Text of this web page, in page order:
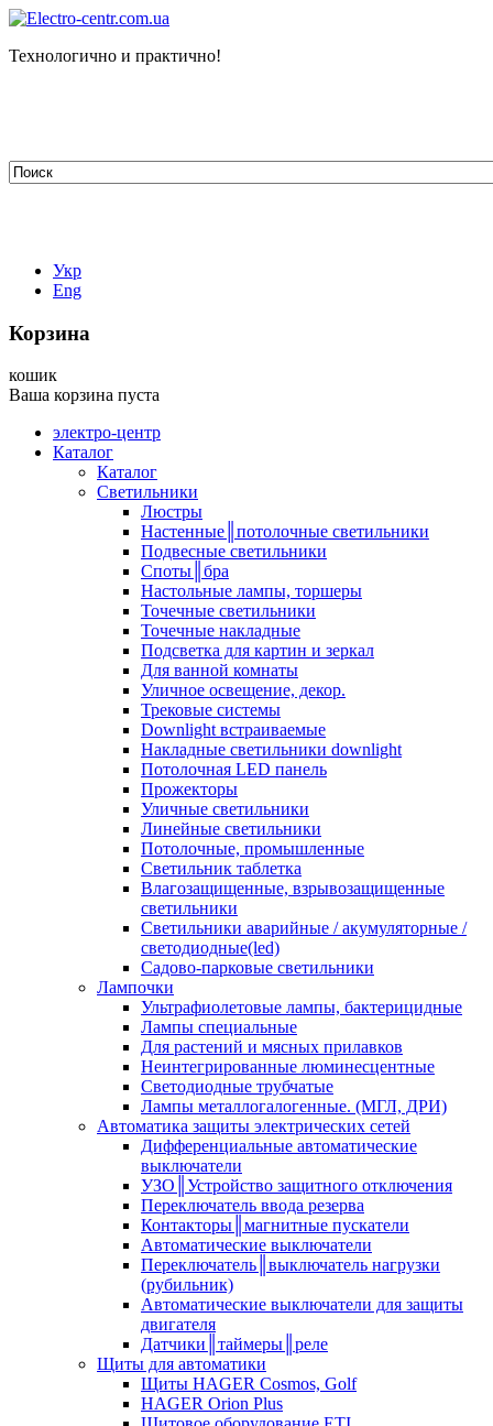
Технологично и практично!
Укр
Eng
Корзина
кошик
Ваша корзина пуста
электро-центр
Каталог
Каталог
Светильники
Люстры
Настенные║потолочные светильники
Подвесные светильники
Споты║бра
Настольные лампы, торшеры
Точечные светильники
Точечные накладные
Подсветка для картин и зеркал
Для ванной комнаты
Уличное освещение, декор.
Трековые системы
Downlight встраиваемые
Накладные светильники downlight
Потолочная LED панель
Прожекторы
Уличные светильники
Линейные светильники
Потолочные, промышленные
Светильник таблетка
Влагозащищенные, взрывозащищенные
светильники
Светильники аварийные / акумуляторные /
светодиодные(led)
Садово-парковые светильники
Лампочки
Ультрафиолетовые лампы, бактерицидные
Лампы специальные
Для растений и мясных прилавков
Неинтегрированные люминесцентные
Светодиодные трубчатые
Лампы металлогалогенные. (МГЛ, ДРИ)
Автоматика защиты электрических сетей
Дифференциальные автоматические
выключатели
УЗО║Устройство защитного отключения
Переключатель ввода резерва
Контакторы║магнитные пускатели
Автоматические выключатели
Переключатель║выключатель нагрузки
(рубильник)
Автоматические выключатели для защиты
двигателя
Датчики║таймеры║реле
Щиты для автоматики
Щиты HAGER Cosmos, Golf
HAGER Orion Plus